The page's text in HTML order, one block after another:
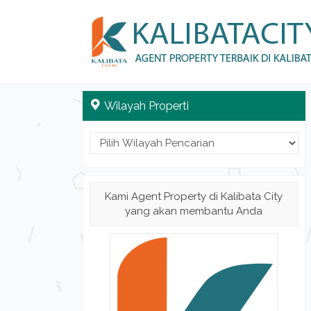
Wilayah Properti
Kami Agent Property di Kalibata City
yang akan membantu Anda